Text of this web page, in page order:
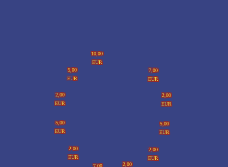
7,00
EUR
2,00
EUR
5,00
EUR
2,00
EUR
2,00
7,00
2,00
EUR
5,00
EUR
2,00
EUR
5,00
EUR
10,00
EUR